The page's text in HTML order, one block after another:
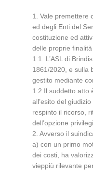
1. Vale premettere
ed degli Enti del
costituzione ed
delle proprie
1.1. L’ASL di
1861/2020, e sulla
gestito mediante
1.2 Il suddetto atto
all’esito del
respinto il ricorso,
dell’opzione
2. Avverso il
a) con un primo
dei costi, ha
vieppiù rilevante